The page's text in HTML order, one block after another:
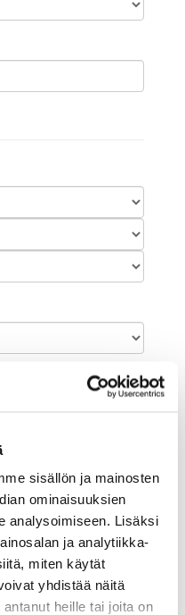
sisällön ja mainosten
ominaisuuksien
analysoimiseen. Lisäksi
ja analytiikka-
miten käytät
yhdistää näitä
heille tai joita on
Rekisteröidy